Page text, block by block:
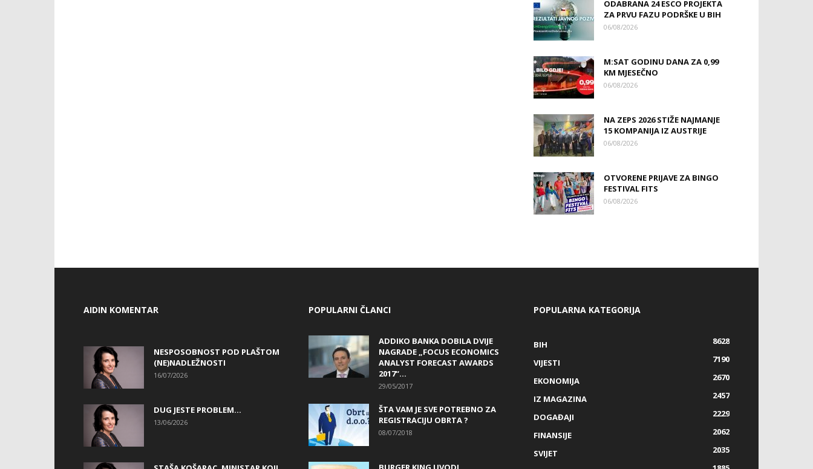
ODABRANA 24 ESCO PROJEKTA
ZA PRVU FAZU PODRŠKE U BIH
06/08/2026
M:SAT GODINU DANA ZA 0,99
KM MJESEČNO
06/08/2026
NA ZEPS 2026 STIŽE NAJMANJE
15 KOMPANIJA IZ AUSTRIJE
06/08/2026
OTVORENE PRIJAVE ZA BINGO
FESTIVAL FITS
06/08/2026
AIDIN KOMENTAR
NESPOSOBNOST POD PLAŠTOM
(NE)NADLEŽNOSTI
16/07/2026
DUG JESTE PROBLEM…
13/06/2026
POPULARNI ČLANCI
ADDIKO BANKA DOBILA DVIJE
NAGRADE „FOCUS ECONOMICS
ANALYST FORECAST AWARDS
2017“...
29/05/2017
ŠTA VAM JE SVE POTREBNO ZA
REGISTRACIJU OBRTA ?
08/07/2018
POPULARNA KATEGORIJA
BIH
8628
VIJESTI
7190
EKONOMIJA
2670
IZ MAGAZINA
2457
DOGAĐAJI
2229
FINANSIJE
2062
SVIJET
2035